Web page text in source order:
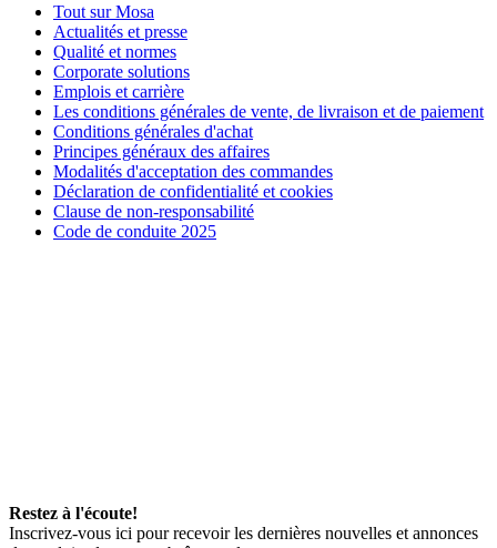
Tout sur Mosa
Actualités et presse
Qualité et normes
Corporate solutions
Emplois et carrière
Les conditions générales de vente, de livraison et de paiement
Conditions générales d'achat
Principes généraux des affaires
Modalités d'acceptation des commandes
Déclaration de confidentialité et cookies
Clause de non-responsabilité
Code de conduite 2025
Restez à l'écoute!
Inscrivez-vous ici pour recevoir les dernières nouvelles et annonces